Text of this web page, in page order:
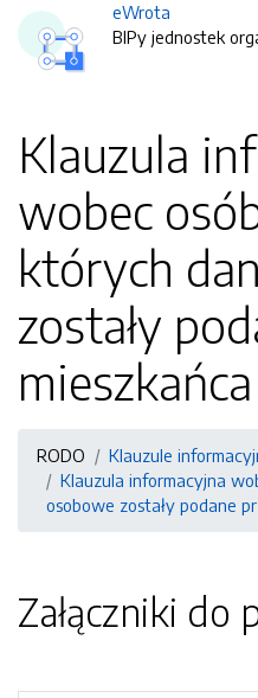
eWrota
BIPy jednostek
Klauzula
wobec
których
zostały
mieszkańca
RODO
Klauzule
Klauzula informacyjna
osobowe zostały podane
Załączniki do